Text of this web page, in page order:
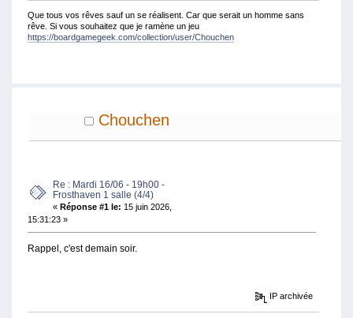
Que tous vos rêves sauf un se réalisent. Car que serait un homme sans
rêve. Si vous souhaitez que je ramène un jeu
https://boardgamegeek.com/collection/user/Chouchen
Chouchen
Re : Mardi 16/06 - 19h00 -
Frosthaven 1 salle (4/4)
« Réponse #1 le: 15 juin 2026,
15:31:23 »
Rappel, c'est demain soir.
IP archivée